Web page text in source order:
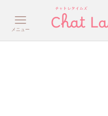
メニュー